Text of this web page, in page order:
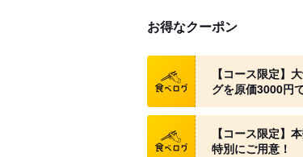
お得なクーポン
クーポン
【コース限定】
グを原価3000円
クーポン
【コース限定】
特別にご用意！